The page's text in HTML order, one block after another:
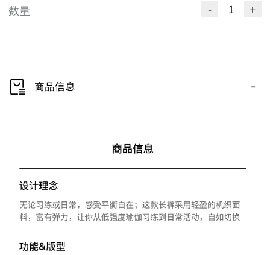
数量 - +
商品信息 -